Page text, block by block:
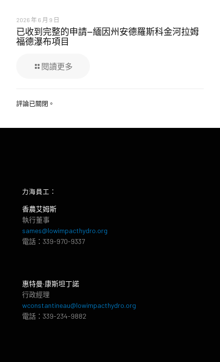
2026 年 6 月 9 日
已收到完整的申請—緬因州安德羅斯科金河拉姆
福德瀑布項目
閱讀更多
評論已關閉。
力海員工：
香農艾姆斯
執行董事
sames@lowimpacthydro.org
電話：339-970-9337
惠特曼‧康斯坦丁諾
行政經理
wconstantineau@lowimpacthydro.org
電話：339-234-9882